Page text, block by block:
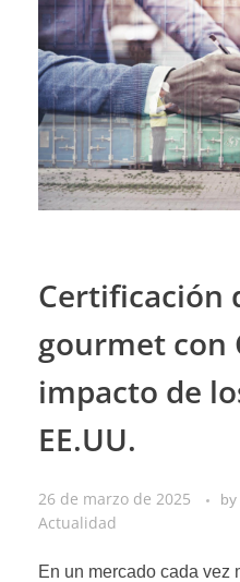
Certificación
gourmet con
impacto de
EE.UU.
26 de marzo de 2025 by
Actualidad
En un mercado cada vez